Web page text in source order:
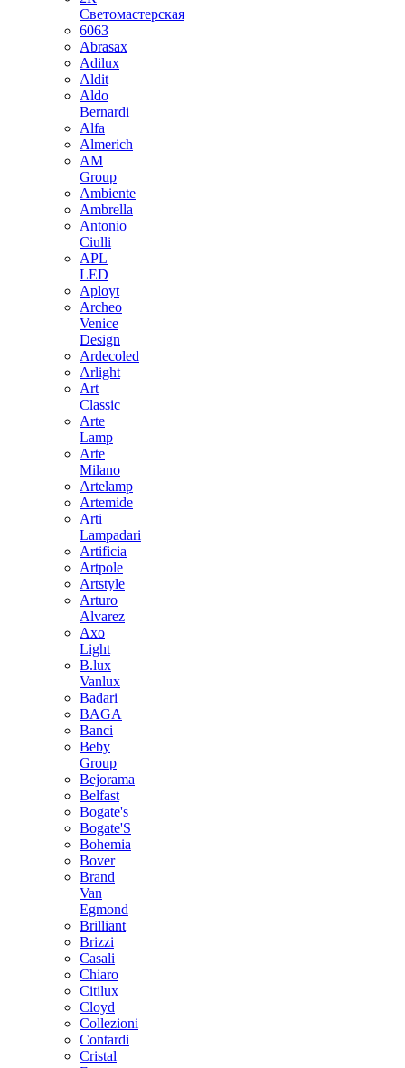
Светомастерская
6063
Abrasax
Adilux
Aldit
Aldo
Bernardi
Alfa
Almerich
AM
Group
Ambiente
Ambrella
Antonio
Ciulli
APL
LED
Aployt
Archeo
Venice
Design
Ardecoled
Arlight
Art
Classic
Arte
Lamp
Arte
Milano
Artelamp
Artemide
Arti
Lampadari
Artificia
Artpole
Artstyle
Arturo
Alvarez
Axo
Light
B.lux
Vanlux
Badari
BAGA
Banci
Beby
Group
Bejorama
Belfast
Bogate's
Bogate'S
Bohemia
Bover
Brand
Van
Egmond
Brilliant
Brizzi
Casali
Chiaro
Citilux
Cloyd
Collezioni
Contardi
Cristal